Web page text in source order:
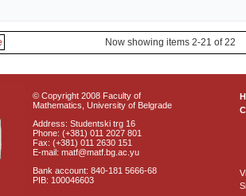
Now showing items 2-21 of 22
© Copyright 2008 Faculty of
Mathematics, University of Belgrade
Address: Studentski trg 16
Phone: (+381) 011 2027 801
Fax: (+381) 011 2630 151
E-mail: matf@matf.bg.ac.yu
Bank account: 840-181 5666-68
PIB: 100046603